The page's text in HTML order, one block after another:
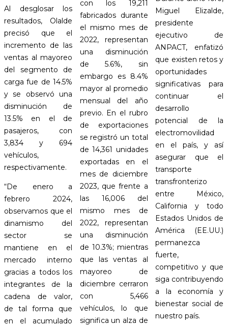
Al desglosar los
resultados, Olalde
precisó que el
incremento de las
ventas al mayoreo
del segmento de
carga fue de 14.5%
y se observó una
disminución de
13.5% en el de
pasajeros, con
3,834 y 694
vehículos,
respectivamente.
“De enero a
febrero 2024,
observamos que el
dinamismo del
sector se
mantiene en el
mercado interno
gracias a todos los
integrantes de la
cadena de valor,
de tal forma que
en el acumulado
con los 19,211
fabricados durante
el mismo mes de
2022, representan
una disminución
de 5.6%, sin
embargo es 8.4%
mayor al promedio
mensual del año
previo. En el rubro
de exportaciones
se registró un total
de 14,361 unidades
exportadas en el
mes de diciembre
2023, que frente a
las 16,006 del
mismo mes de
2022, representan
una disminución
de 10.3%; mientras
que las ventas al
mayoreo de
diciembre cerraron
con 5,466
vehículos, lo que
significa un alza de
Miguel Elizalde,
presidente
ejecutivo de
ANPACT, enfatizó
que existen retos y
oportunidades
significativas para
continuar el
desarrollo
potencial de la
electromovilidad
en el país, y así
asegurar que el
transporte
transfronterizo
entre México,
California y todo
Estados Unidos de
América (EE.UU.)
permanezca
fuerte,
competitivo y que
siga contribuyendo
a la economía y
bienestar social de
nuestro país.